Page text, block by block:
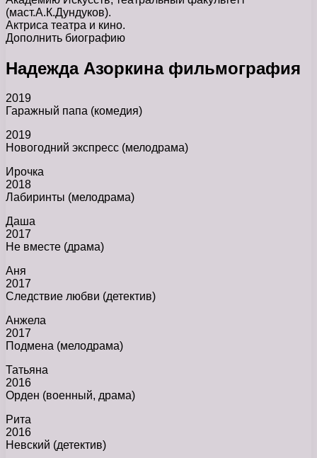
(маст.А.К.Дундуков).
Актриса театра и кино.
Дополнить биографию
Надежда Азоркина фильмография
2019
Гаражный папа (комедия)
2019
Новогодний экспресс (мелодрама)
Ирочка
2018
Лабиринты (мелодрама)
Даша
2017
Не вместе (драма)
Аня
2017
Следствие любви (детектив)
Анжела
2017
Подмена (мелодрама)
Татьяна
2016
Орден (военный, драма)
Рита
2016
Невский (детектив)